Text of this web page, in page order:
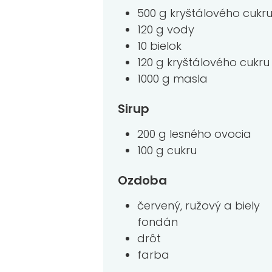
500 g kryštálového cukru
120 g vody
10 bielok
120 g kryštálového cukru
1000 g masla
Sirup
200 g lesného ovocia
100 g cukru
Ozdoba
červený, ružový a biely
fondán
drôt
farba